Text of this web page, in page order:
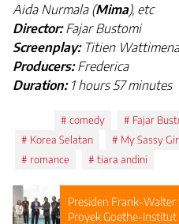
Aida Nurmala (Mima), etc
Director:Fajar Bustomi
Screenplay: Titien Wattimena
Producers:Frederica
Duration:1 hours 57 minutes
comedy Fajar
Korea Selatan
My Sassy
romance
tiara andini
Presiden Frank-Walter
Proyek Goethe-Institut